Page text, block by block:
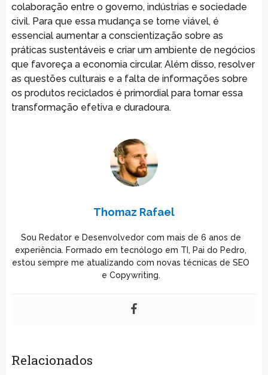
colaboração entre o governo, indústrias e sociedade
civil. Para que essa mudança se torne viável, é
essencial aumentar a conscientização sobre as
práticas sustentáveis e criar um ambiente de negócios
que favoreça a economia circular. Além disso, resolver
as questões culturais e a falta de informações sobre
os produtos reciclados é primordial para tornar essa
transformação efetiva e duradoura.
Thomaz Rafael
Sou Redator e Desenvolvedor com mais de 6 anos de
experiência. Formado em tecnólogo em TI, Pai do Pedro,
estou sempre me atualizando com novas técnicas de SEO
e Copywriting.
Relacionados